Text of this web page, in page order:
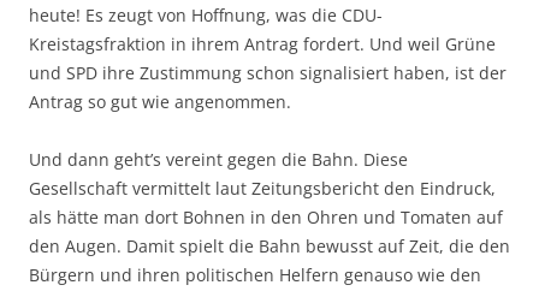
heute! Es zeugt von Hoffnung, was die CDU-
Kreistagsfraktion in ihrem Antrag fordert. Und weil Grüne
und SPD ihre Zustimmung schon signalisiert haben, ist der
Antrag so gut wie angenommen.
Und dann geht’s vereint gegen die Bahn. Diese
Gesellschaft vermittelt laut Zeitungsbericht den Eindruck,
als hätte man dort Bohnen in den Ohren und Tomaten auf
den Augen. Damit spielt die Bahn bewusst auf Zeit, die den
Bürgern und ihren politischen Helfern genauso wie den